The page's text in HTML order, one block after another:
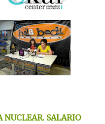
NUCLEAR. SALARIO